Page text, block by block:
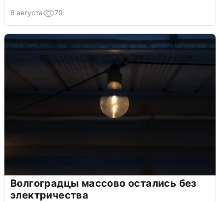
6 августа 79
Волгоградцы массово остались без
электричества